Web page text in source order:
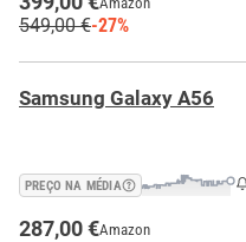
549,00 €-27%
Samsung Galaxy A56
PREÇO NA MÉDIA
287,00 €Amazon